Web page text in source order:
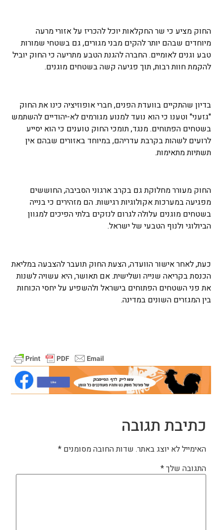
החוק מציע כי שר החקלאות יוכל להכריז על אזורי מרעה
מיוחדים שבהם יותר להקים מבני מגורים, גם בשטחי שמורות
טבע וגנים לאומיים. החברה להגנת הטבע מתריעה כי החוק יוביל
להקמת חוות רבות, תוך פגיעה קשה בשטחים מוגנים.
בדיון שהתקיים בוועדת הפנים, חברי אופוזיציה כינו את החוק
"גזעני" וטענו כי הוא נועד למנוע מגורמים לא-יהודיים להשתמש
בשטחים הפתוחים. מנגד, תומכי החוק טוענים כי הוא יסייע
לרועים לשהות בקרבת עדריהם, במיוחד באזורים שבהם אין
תשתיות מתאימות.
החוק מעורר מחלוקת גם בקרב ארגוני הסביבה, החוששים
מפגיעה במערכות אקולוגיות רגישות. הם מזהירים כי בנייה
בשטחים מוגנים עלולה לגרום לנזקים בלתי הפיכים למגוון
הביולוגי ולנוף הטבעי של ישראל.
כעת, לאחר אישור הוועדה, הצעת החוק תועבר להצבעה במליאת
הכנסת בקריאה שנייה ושלישית. אם תאושר, היא עשויה לשנות
את פני השטחים הפתוחים בישראל ולהשפיע על יחסי הכוחות
בין המגזרים השונים במדינה.
כתיבת תגובה
האימייל לא יוצג באתר. שדות החובה מסומנים *
התגובה שלך*